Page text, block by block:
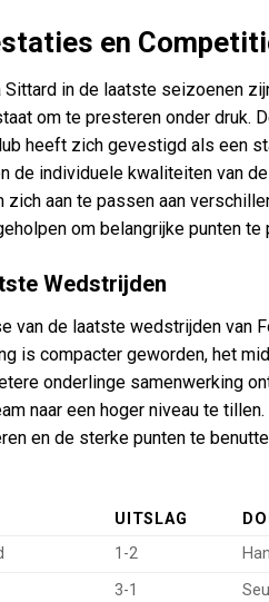
en
Sittard in de laatste seizoenen
om te presteren onder
heeft zich gevestigd als een
de individuele kwaliteiten van
zich aan te passen aan
om belangrijke punten te
Wedstrijden
van de laatste wedstrijden van
is compacter geworden, het
onderlinge samenwerking
naar een hoger niveau te
en de sterke punten te
UITSLAG
1-2
3-1